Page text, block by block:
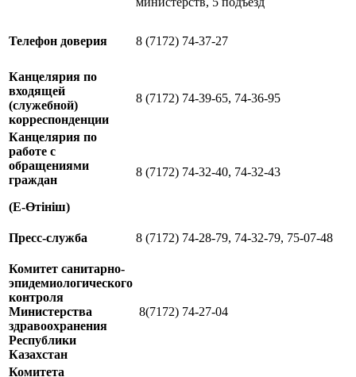
Телефон доверия 8 (7172) 74-37-27
Канцелярия по
входящей
(служебной)
корреспонденции
8 (7172) 74-39-65, 74-36-95
Канцелярия по
работе с
обращениями
граждан
(Е-Өтініш)
8 (7172) 74-32-40, 74-32-43
Пресс-служба 8 (7172) 74-28-79, 74-32-79, 75-07-48
Комитет санитарно-
эпидемиологического
контроля
Министерства
здравоохранения
Республики
Казахстан
8(7172) 74-27-04
Комитета